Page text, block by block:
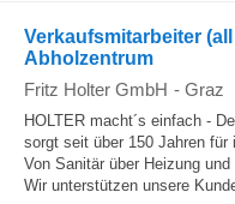
Verkaufsmitarbeiter
Abholzentrum
Fritz Holter GmbH - Graz
HOLTER macht´s einfach -
sorgt seit über 150 Jahren
Von Sanitär über Heizung
Wir unterstützen unsere